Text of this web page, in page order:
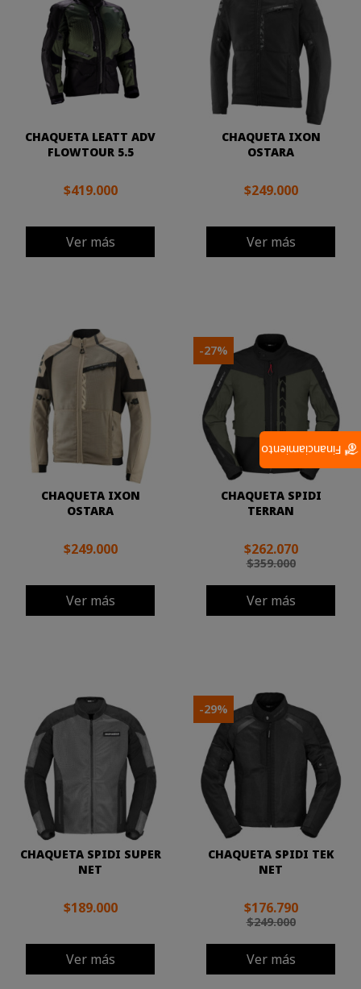
CHAQUETA LEATT ADV
FLOWTOUR 5.5
$419.000
Ver más
CHAQUETA IXON
OSTARA
$249.000
Ver más
CHAQUETA IXON
OSTARA
$249.000
Ver más
CHAQUETA SPIDI
TERRAN
$359.000
$262.070
Ver más
-27%
CHAQUETA SPIDI SUPER
NET
$189.000
Ver más
CHAQUETA SPIDI TEK
NET
$249.000
$176.790
Ver más
-29%
Financiamiento